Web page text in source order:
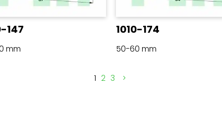
147
mm
1010-174
50-60 mm
1 2 3